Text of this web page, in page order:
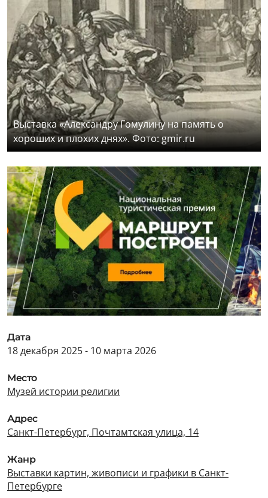
Выставка «Александру Гомулину на память о
хороших и плохих днях». Фото: gmir.ru
Дата
18 декабря 2025 - 10 марта 2026
Место
Музей истории религии
Адрес
Санкт-Петербург, Почтамтская улица, 14
Жанр
Выставки картин, живописи и графики в Санкт-
Петербурге